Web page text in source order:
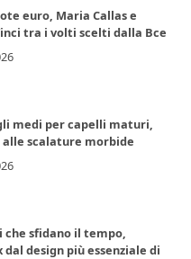
euro, Maria Callas e
tra i volti scelti dalla Bce
medi per capelli maturi,
alle scalature morbide
che sfidano il tempo,
dal design più essenziale di